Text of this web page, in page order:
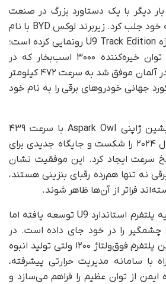
دیگر با یک دستاورد بزرگ در صنعت
خودروسازی نگاه‌ها را به خود جلب کرد. زیربرند لوکس BYD با نام
یانگ وانگ از نسخه ویژه U9 Track Edition رونمایی کرده است؛
ابرخودرویی الکتریکی با توان خیره‌کننده ۳۰۰۰ اسب‌بخار که در
تاریخ ۸ اوت در پیستی در آلمان موفق شد به سرعت ۴۷۲ کیلومتر
جهانی خودروهای برقی را به نام خود
این رکورد تازه، رکورد پیشین ژاپنی Aspark Owl با سرعت ۴۳۹
کیلومتر بر ساعت در سال ۲۰۲۴ را شکست و جایگاه جدیدی برای
سرعت ایجاد کرد. این موفقیت نشان
نه تنها هم‌رده رقبای بنزینی هستند،
فراتر از آن‌ها ظاهر شوند.
U9 Track Edition بر پایه پلتفرم استاندارد U9 توسعه یافته اما
چشمگیر را در خود جای داده است. در
مرکز این خودرو، نخستین پلتفرم فوق‌ولتاژ ۱۲۰۰ ولتی تولید انبوه
با سامانه مدیریت حرارتی پیشرفته،
ایمن از توان عظیم را فراهم می‌سازد و